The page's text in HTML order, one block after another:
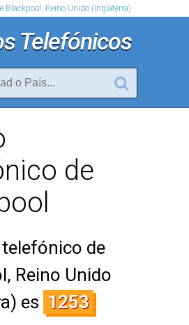
Blackpool, Reino Unido (Inglaterra)
Telefónicos
de
de
Reino Unido
es 1253